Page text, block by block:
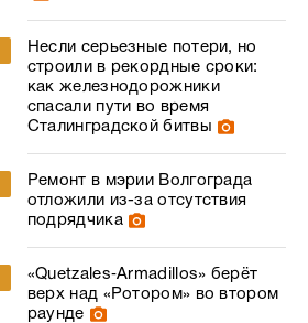
Несли серьезные потери, но
строили в рекордные сроки:
как железнодорожники
спасали пути во время
Сталинградской битвы
Ремонт в мэрии Волгограда
отложили из-за отсутствия
подрядчика
«Quetzales‑Armadillos» берёт
верх над «Ротором» во втором
раунде